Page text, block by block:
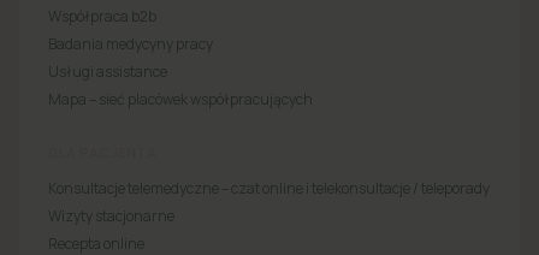
Współpraca b2b
Badania medycyny pracy
Usługi assistance
Mapa – sieć placówek współpracujących
Konsultacje telemedyczne – czat online i telekonsultacje / teleporady
Wizyty stacjonarne
Recepta online